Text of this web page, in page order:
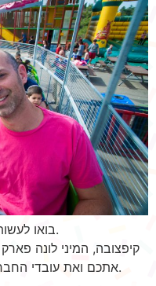
בואו לעשות כיף למשפחות למשפחות העובדים.
קיפצובה, המיני לונה
אתכם ואת עובדי החברה ליהנות משלל אטרקציות ומתקנים.